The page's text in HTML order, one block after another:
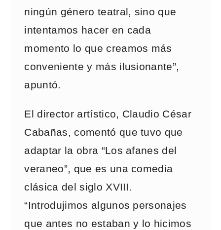
ningún género teatral, sino que
intentamos hacer en cada
momento lo que creamos más
conveniente y más ilusionante”,
apuntó.
El director artístico, Claudio César
Cabañas, comentó que tuvo que
adaptar la obra “Los afanes del
veraneo”, que es una comedia
clásica del siglo XVIII.
“Introdujimos algunos personajes
que antes no estaban y lo hicimos